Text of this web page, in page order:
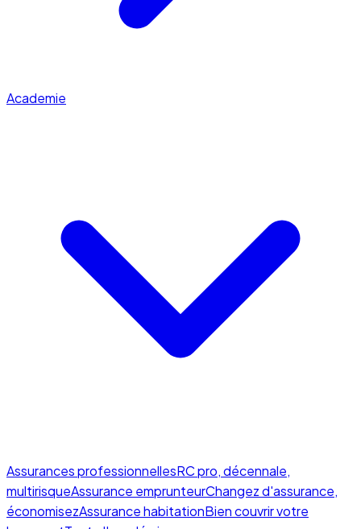
Academie
Assurances professionnellesRC pro, décennale,
multirisqueAssurance emprunteurChangez d'assurance,
économisezAssurance habitationBien couvrir votre